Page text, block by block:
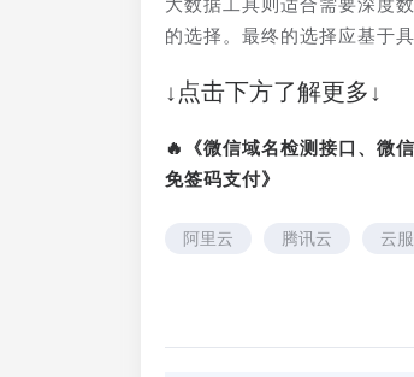
大数据工具则适合需要深度
的选择。最终的选择应基于
↓点击下方了解更多↓
🔥《微信域名检测接口、微
免签码支付》
阿里云 腾讯云 云